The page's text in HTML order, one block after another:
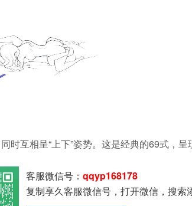
时互相呈“上下”姿势。这是经典的69式，呈
客服微信号： qqyp168178
复制享久客服微信号，打开微信，搜索